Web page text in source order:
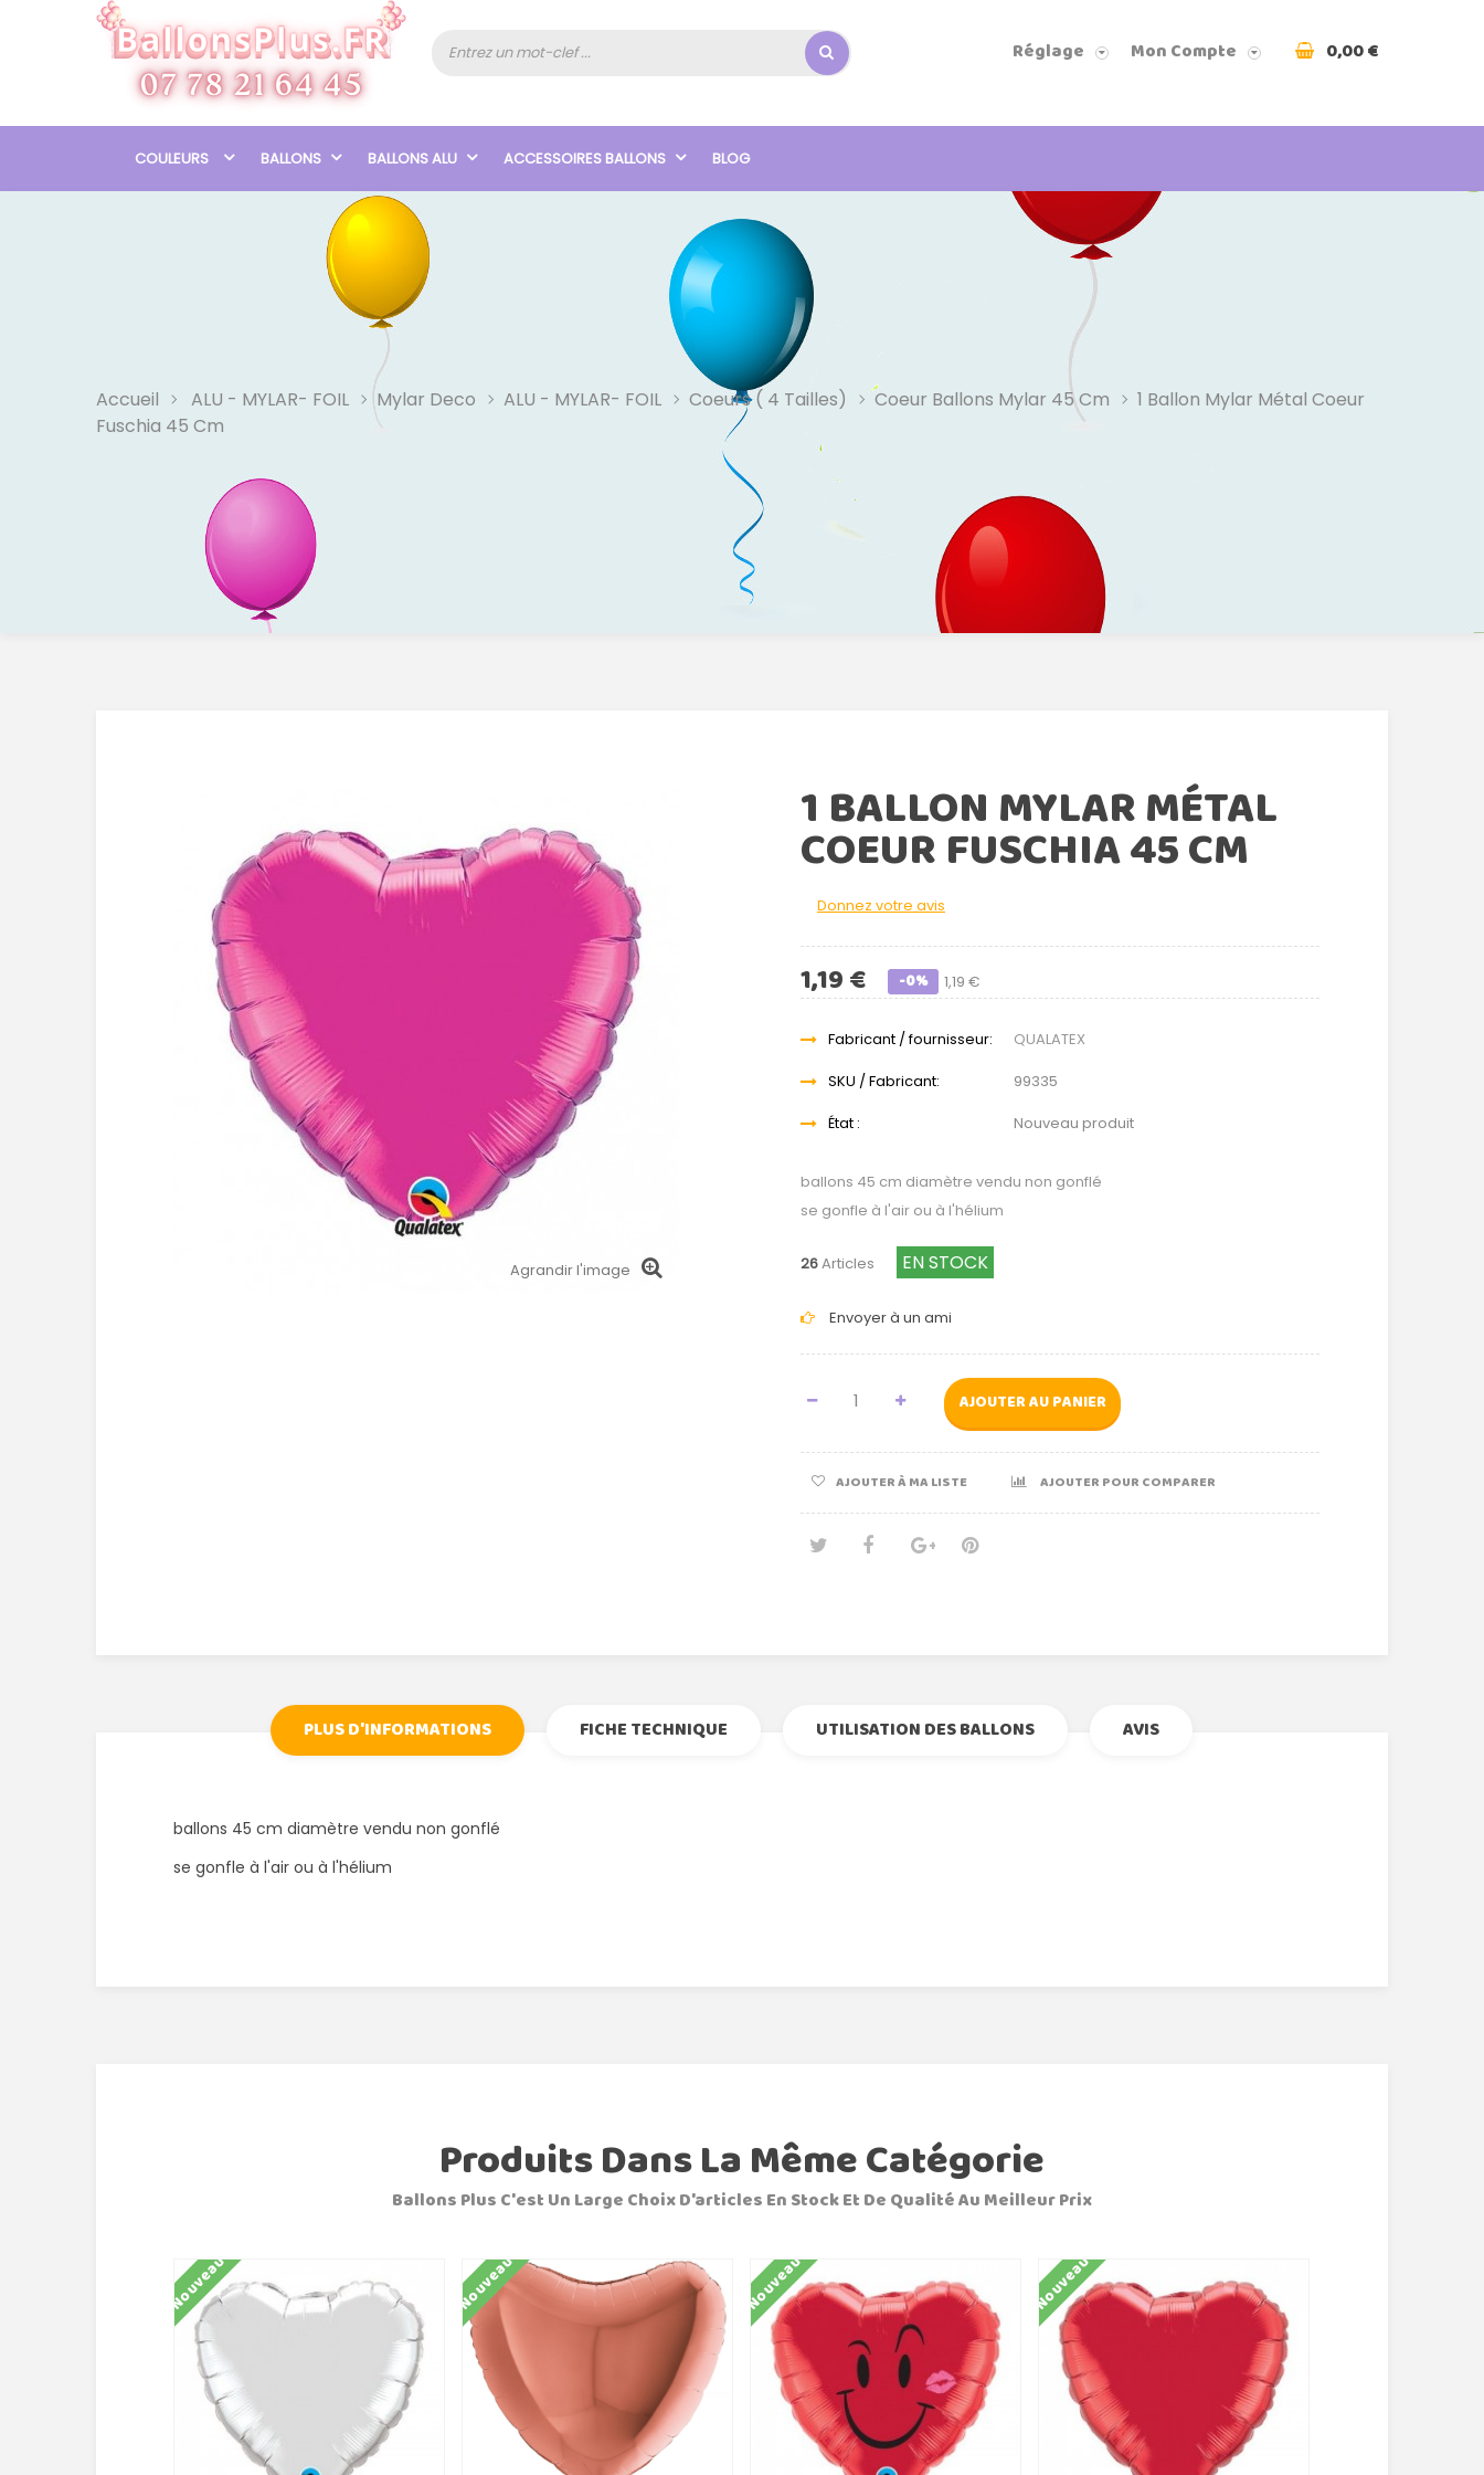
Réglage Mon Compte 0,00 €
COULEURS BALLONS BALLONS ALU ACCESSOIRES BALLONS BLOG
Accueil ALU - MYLAR- FOIL Mylar Deco ALU - MYLAR- FOIL Coeurs ( 4 Tailles) Coeur Ballons Mylar 45 Cm
1 Ballon Mylar Métal Coeur
Fuschia 45 Cm
Agrandir l'image
1 BALLON MYLAR MÉTAL
COEUR FUSCHIA 45 CM
Donnez votre avis
1,19 €
1,19 € -0%
Fabricant / fournisseur:
QUALATEX
SKU / Fabricant:
99335
État :
Nouveau produit
ballons 45 cm diamètre vendu non gonflé
se gonfle à l'air ou à l'hélium
26Articles EN STOCK
Envoyer à un ami
AJOUTER AU PANIER
AJOUTER À MA LISTE AJOUTER POUR COMPARER
PLUS D'INFORMATIONS FICHE TECHNIQUE UTILISATION DES BALLONS AVIS
ballons 45 cm diamètre vendu non gonflé
se gonfle à l'air ou à l'hélium
Produits Dans La Même Catégorie
Ballons Plus C'est Un Large Choix D'articles En Stock Et De Qualité Au Meilleur Prix
Nouveau Nouveau Nouveau Nouveau